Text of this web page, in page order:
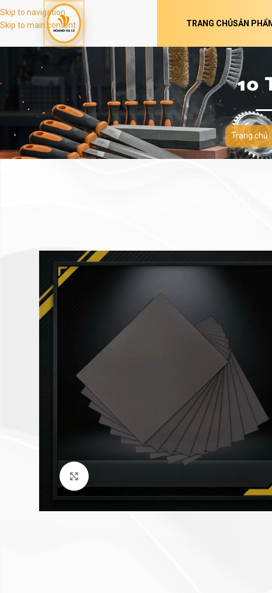
Skip to navigation
Skip to main content
TRANG CHỦSẢN
10
Trang chủ